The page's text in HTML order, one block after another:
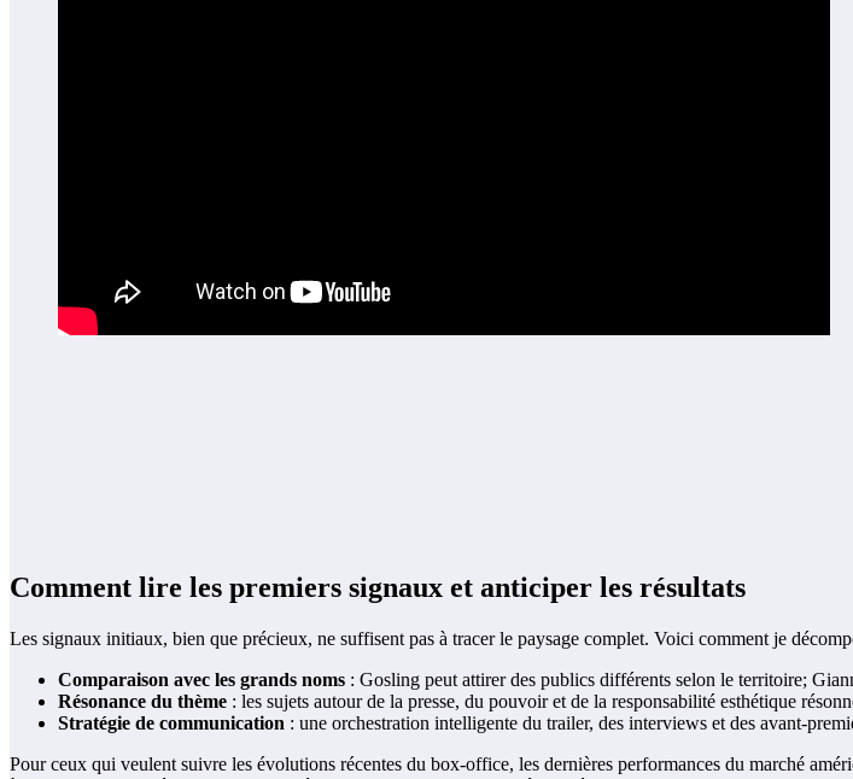
Comment lire les premiers signaux et anticiper les résultats
Les signaux initiaux, bien que précieux, ne suffisent pas à tracer le paysage complet. Voici comment je
Comparaison avec les grands noms : Gosling peut attirer des publics différents selon le territoire;
Résonance du thème : les sujets autour de la presse, du pouvoir et de la responsabilité esthétique
Stratégie de communication : une orchestration intelligente du trailer, des interviews et des avant-
Pour ceux qui veulent suivre les évolutions récentes du box-office, les dernières performances du marché